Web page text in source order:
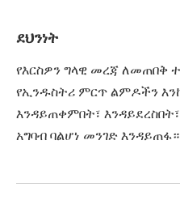
ደህንነት
የእርስዎን ግላዊ መረጃ ለመጠበቅ
የኢንዱስትሪ ምርጥ ልምዶችን
እንዳይጠቀምበት፣
አግባብ ባልሆነ መንገድ እንዳይጠፋ።